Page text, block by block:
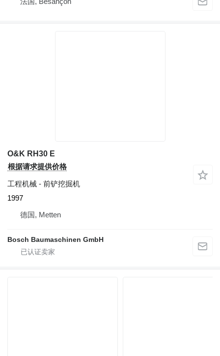
O&K RH30 E
根据请求提供价格
工程机械 - 前铲挖掘机
1997
德国, Metten
Bosch Baumaschinen GmbH